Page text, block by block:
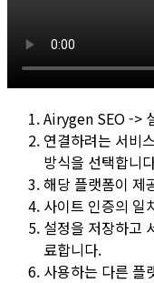
Airygen SEO ->
연결하려는 서비
방식을 선택합니
해당 플랫폼이 제
사이트 인증의 일
설정을 저장하고
료합니다.
사용하는 다른 플